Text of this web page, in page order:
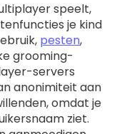
speelt,
je kind
pesten,
grooming-
servers
anonimiteit aan
omdat je
ziet.